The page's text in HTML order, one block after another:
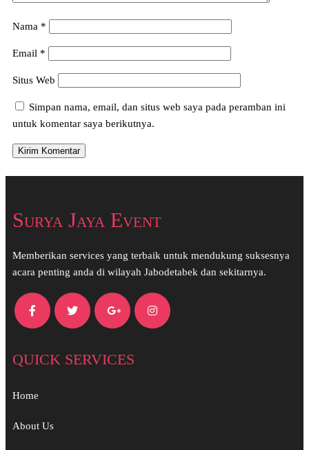
Nama *
Email *
Situs Web
Simpan nama, email, dan situs web saya pada peramban ini
untuk komentar saya berikutnya.
Surya Jaya Event
Memberikan services yang terbaik untuk mendukung suksesnya
acara penting anda di wilayah Jabodetabek dan sekitarnya.
QUICK SERVICES
Home
About Us